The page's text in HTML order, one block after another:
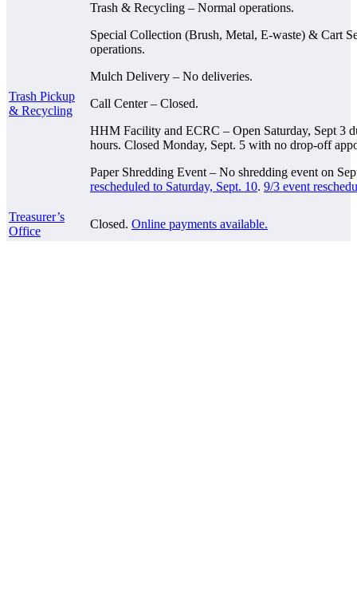
Trash Pickup
& Recycling
Trash & Recycling – Normal operations.
Special Collection (Brush, Metal, E-waste) & Cart
operations.
Mulch Delivery – No deliveries.
Call Center – Closed.
HHM Facility and ECRC – Open Saturday, Sept 3
hours. Closed Monday, Sept. 5 with no drop-off
Paper Shredding Event – No shredding event on
rescheduled to Saturday, Sept. 10. 9/3 event
Treasurer’s
Office
Closed. Online payments available.